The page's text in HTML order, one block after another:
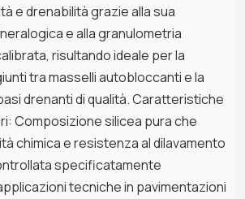
e drenabilità grazie alla sua
e alla granulometria
risultando ideale per la
tra masselli autobloccanti e la
drenanti di qualità. Caratteristiche
Composizione silicea pura che
chimica e resistenza al dilavamento
specificatamente
tecniche in pavimentazioni